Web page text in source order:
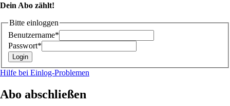
Dein Abo zählt!
Bitte einloggen
Benutzername*
Passwort*
Hilfe bei Einlog-Problemen
Abo abschließen